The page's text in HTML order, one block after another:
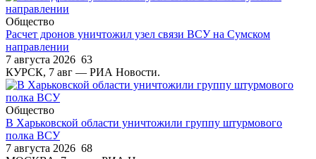
Общество
Расчет дронов уничтожил узел связи ВСУ на Сумском
направлении
7 августа 2026 63
КУРСК, 7 авг — РИА Новости.
Общество
В Харьковской области уничтожили группу штурмового
полка ВСУ
7 августа 2026 68